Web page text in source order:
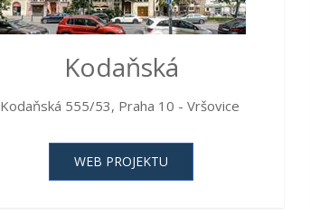
Kodaňská
Kodaňská 555/53, Praha 10 - Vršovice
WEB PROJEKTU